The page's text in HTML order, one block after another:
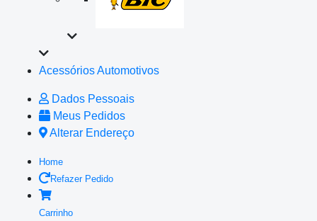
Acessórios Automotivos
Dados Pessoais
Meus Pedidos
Alterar Endereço
Home
Refazer Pedido
Carrinho